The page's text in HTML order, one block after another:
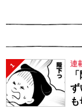
1 連
ず